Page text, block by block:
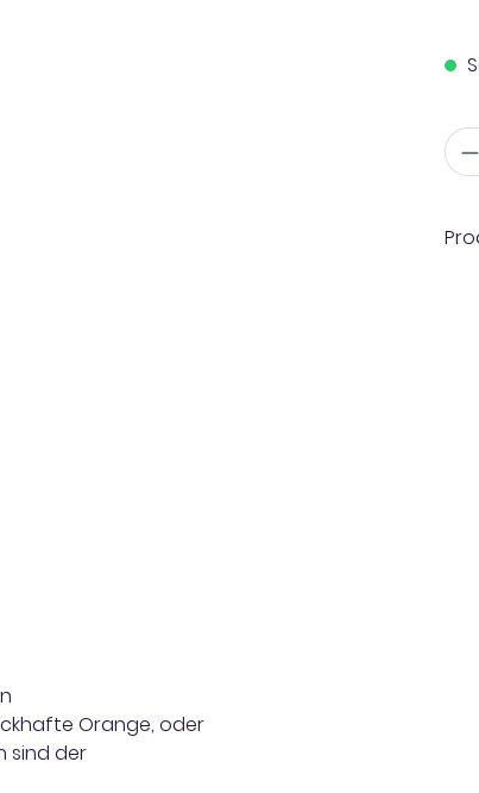
Orange, oder
sind der